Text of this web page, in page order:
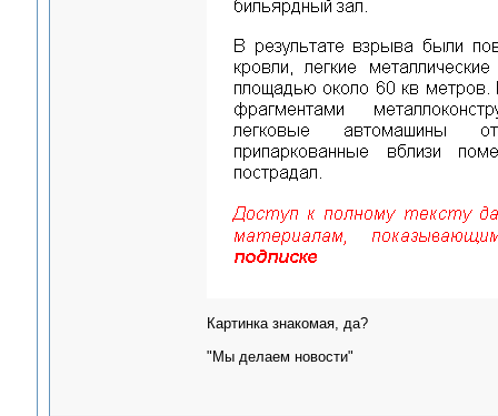
Картинка знакомая, да?
"Мы делаем новости"